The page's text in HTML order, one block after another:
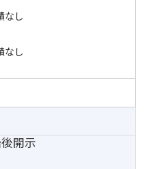
なし
なし
開示